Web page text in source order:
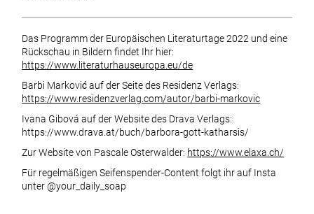
Das Programm der Europäischen Literaturtage 2022 und eine
Rückschau in Bildern findet Ihr hier:
https://www.literaturhauseuropa.eu/de
Barbi Marković auf der Seite des Residenz Verlags:
https://www.residenzverlag.com/autor/barbi-markovic
Ivana Gibová auf der Website des Drava Verlags:
https://www.drava.at/buch/barbora-gott-katharsis/
Zur Website von Pascale Osterwalder: https://www.elaxa.ch/
Für regelmäßigen Seifenspender-Content folgt ihr auf Insta
unter @your_daily_soap